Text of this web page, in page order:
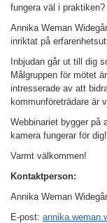
fungera väl i praktiken?
Annika Weman
inriktat på
Inbjudan går ut till dig
Målgruppen för mötet
intresserade av att
kommunföreträdare är
Webbinariet bygger på
kamera fungerar för dig!
Varmt välkommen!
Kontaktperson:
Annika Weman
E-post: